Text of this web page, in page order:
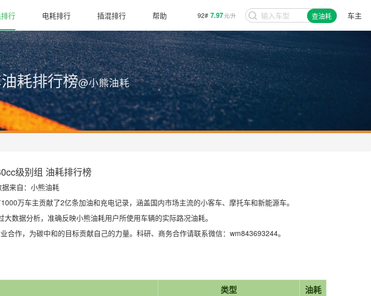
92# 7.97元/升 查油耗 车主
行 电耗排行 插混排行 帮助
耗排行榜@小熊油耗
级别组 油耗排行榜
据来自：小熊油耗
万车主贡献了2亿条加油和充电记录，涵盖国内市场主流的小客车、摩托车和新能源车。
数据分析，准确反映小熊油耗用户所使用车辆的实际路况油耗。
作，为碳中和的目标贡献自己的力量。科研、商务合作请联系微信：wm843693244。
类型 油耗